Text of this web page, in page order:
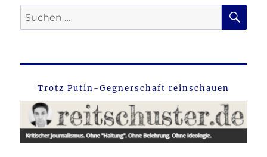
Suche
nach:
Trotz Putin-Gegnerschaft reinschauen